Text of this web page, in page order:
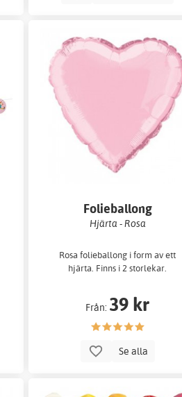
Folieballong
Hjärta - Rosa
Rosa folieballong i form av ett
hjärta. Finns i 2 storlekar.
Från: 39 kr
Se alla